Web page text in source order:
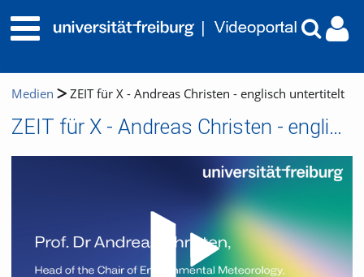
Medien ZEIT für X - Andreas Christen - englisch untertitelt
ZEIT für X - Andreas Christen - englisch untertitelt